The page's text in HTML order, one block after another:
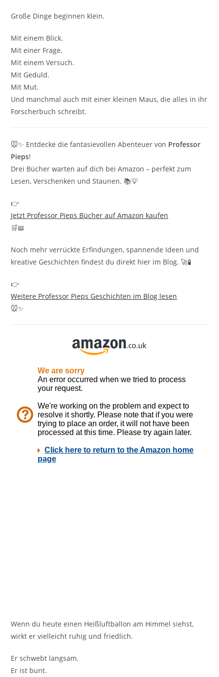
Große Dinge beginnen klein.
Mit einem Blick.
Mit einer Frage.
Mit einem Versuch.
Mit Geduld.
Mit Mut.
Und manchmal auch mit einer kleinen Maus, die alles in ihr
Forscherbuch schreibt.
🐭✨ Entdecke die fantasievollen Abenteuer von Professor
Pieps!
Drei Bücher warten auf dich bei Amazon – perfekt zum
Lesen, Verschenken und Staunen. 📚💡
👉
Jetzt Professor Pieps Bücher auf Amazon kaufen
🛒📖
Noch mehr verrückte Erfindungen, spannende Ideen und
kreative Geschichten findest du direkt hier im Blog. 🚀🧪
👉
Weitere Professor Pieps Geschichten im Blog lesen
🐭✨
Wenn du heute einen Heißluftballon am Himmel siehst,
wirkt er vielleicht ruhig und friedlich.
Er schwebt langsam.
Er ist bunt.